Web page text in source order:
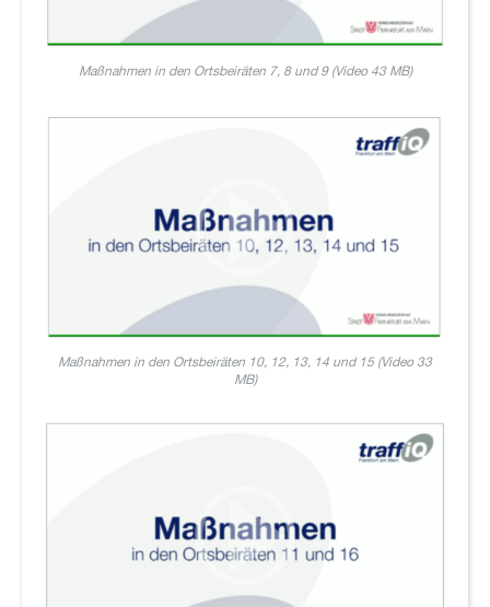
Maßnahmen in den Ortsbeiräten 7, 8 und 9 (Video 43 MB)
Maßnahmen in den Ortsbeiräten 10, 12, 13, 14 und 15 (Video 33
MB)